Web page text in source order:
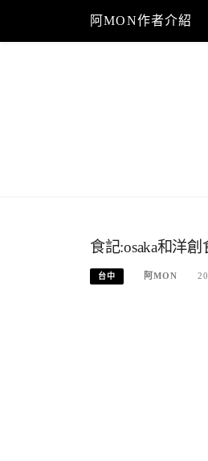
content
阿MON作者介紹
食記:osaka和洋
台中 阿MON